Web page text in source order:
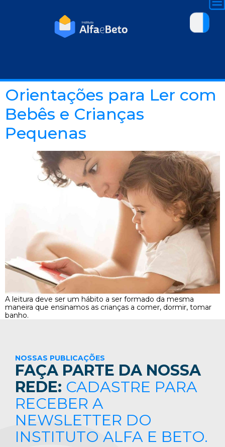
Orientações para Ler com
Bebês e Crianças
Pequenas
A leitura deve ser um hábito a ser formado da mesma
maneira que ensinamos as crianças a comer, dormir, tomar
banho.
NOSSAS PUBLICAÇÕES
FAÇA PARTE DA NOSSA
REDE: CADASTRE PARA
RECEBER A
NEWSLETTER DO
INSTITUTO ALFA E BETO.